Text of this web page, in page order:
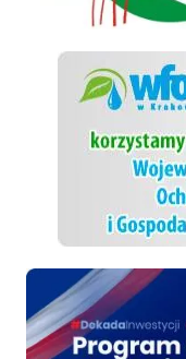
WFOSiGW
Polski ład